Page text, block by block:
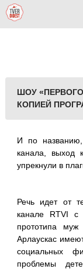
ШОУ
КОПИЕЙ
И по
канала, выход
упрекнули в
Речь идет от
канале RTVI
прототипа
Арлаускас
социальных
проблемы